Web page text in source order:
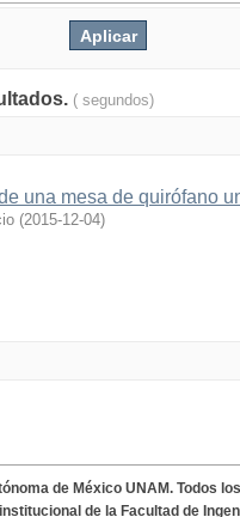
( segundos)
una mesa de quirófano
(2015-12-04)
de México UNAM. Todos
de la Facultad de